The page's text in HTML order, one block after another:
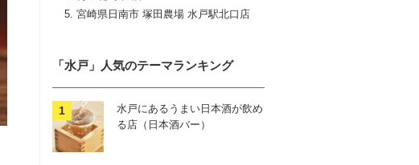
宮崎県日南市 塚田農場 水戸駅北口店
「水戸」人気のテーマランキング
水戸にあるうまい日本酒が飲め
る店（日本酒バー）